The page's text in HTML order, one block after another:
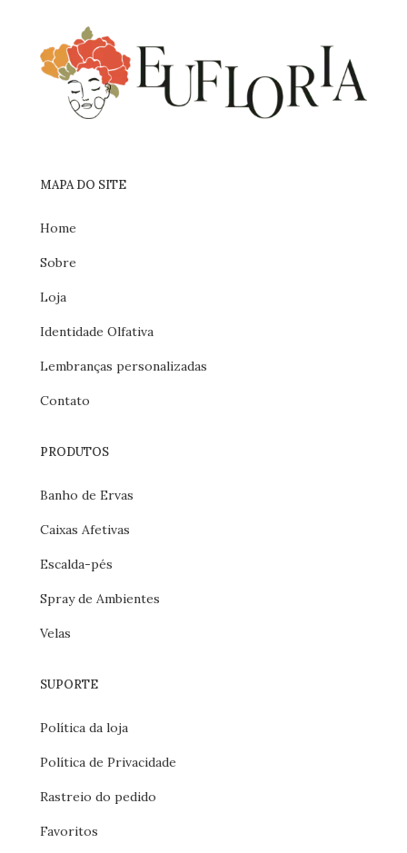
MAPA DO SITE
Home
Sobre
Loja
Identidade Olfativa
Lembranças personalizadas
Contato
PRODUTOS
Banho de Ervas
Caixas Afetivas
Escalda-pés
Spray de Ambientes
Velas
SUPORTE
Política da loja
Política de Privacidade
Rastreio do pedido
Favoritos